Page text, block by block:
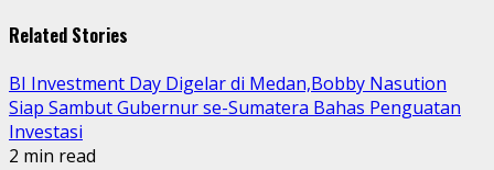
Related Stories
BI Investment Day Digelar di Medan,Bobby Nasution
Siap Sambut Gubernur se-Sumatera Bahas Penguatan
Investasi
2 min read